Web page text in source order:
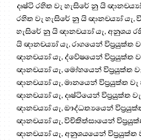
දෘෂ්ටි රහිත වැ හැසිරේ නු යි
රහිත වැ හැසිරේ නු යි ඥානචර්‍ය්‍යා
හැසිරේ නු යි ඥානචර්‍ය්‍යා යැ, අනුශය
යි ඥානචර්‍ය්‍යා යැ, රාගයෙන් විප්‍රයුක්ත
ඥානචර්‍ය්‍යා යැ, ද්වේෂයෙන් විප්‍රයුක්ත
ඥානචර්‍ය්‍යා යැ, මෝහයෙන් විප්‍රයුක්ත
ඥානචර්‍ය්‍යා යැ, මානයෙන් විප්‍රයුක්ත
ඥානචර්‍ය්‍යා යැ, දෘෂ්ටියෙන් විප්‍රයුක්ත
ඥානචර්‍ය්‍යා යැ, ඖද්ධත්‍යයෙන්
ඥානචර්‍ය්‍යා යැ, විචිකිත්සායෙන්
ඥානචර්‍ය්‍යා යැ, අනුශයයෙන් විප්‍රයුක්ත